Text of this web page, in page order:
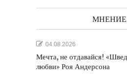
МНЕНИЕ
04.08.2026
Мечта, не отдавайся!
любви» Роя Андерсона